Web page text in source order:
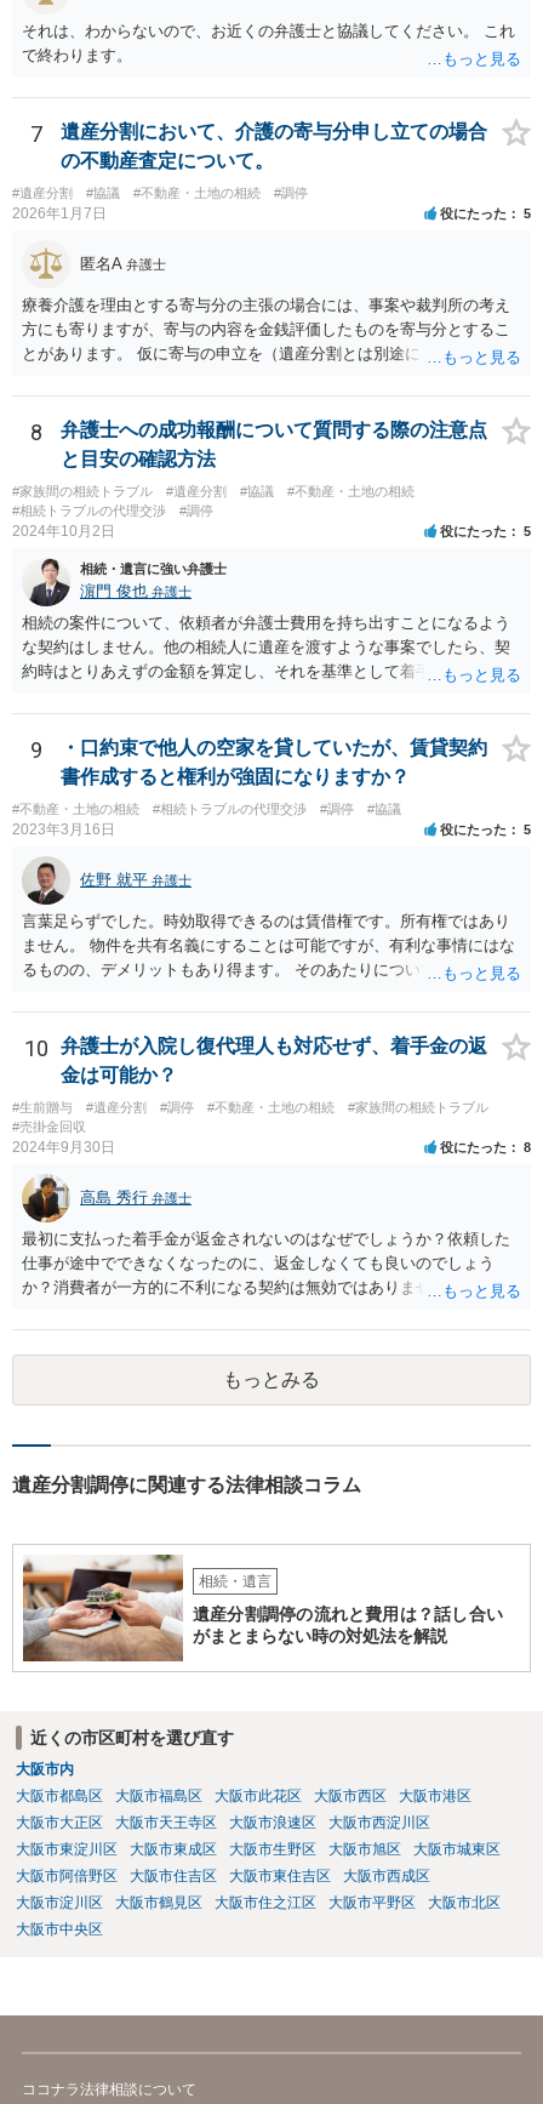
それは、わからないので、お近くの弁護士と協議してください。 これ
で終わります。
7
遺産分割において、介護の寄与分申し立ての場合
の不動産査定について。
#遺産分割 #協議 #不動産・土地の相続 #調停
2026年1月7日 役にたった 5
匿名A 弁護士
療養介護を理由とする寄与分の主張の場合には、事案や裁判所の考え
方にも寄りますが、寄与の内容を金銭評価したものを寄与分とするこ
とがあります。 仮に寄与の申立を（遺産分割とは別途に）して、その
価）は不要ということもあります。 ただ、前提として、遺産分割はし
なければならないでしょうから、現実的にはいずれにせよ不動産評価
は必要でしょう。
8
弁護士への成功報酬について質問する際の注意点
と目安の確認方法
#家族間の相続トラブル #遺産分割 #協議
#不動産・土地の相続
#相続トラブルの代理交渉
#調停
2024年10月2日 役にたった 5
相続・遺言に強い弁護士
濵門 俊也 弁護士
相続の案件について、依頼者が弁護士費用を持ち出すことになるよう
な契約はしません。他の相続人に遺産を渡すような事案でしたら、契
約時はとりあえずの金額を算定し、それを基準として着手金を設定
あり得ます。 今後の見通しを言わないで契約はできないです。依頼者
が納得できる説明を受けるべきです。
9
・口約束で他人の空家を貸していたが、賃貸契約
書作成すると権利が強固になりますか？
#不動産・土地の相続 #相続トラブルの代理交渉 #調停 #協議
2023年3月16日 役にたった 5
佐野 就平 弁護士
言葉足らずでした。時効取得できるのは賃借権です。所有権ではあり
ません。 物件を共有名義にすることは可能ですが、有利な事情にはな
るものの、デメリットもあり得ます。 そのあたりについては、お近く
10
弁護士が入院し復代理人も対応せず、着手金の返
金は可能か？
#生前贈与 #遺産分割 #調停 #不動産・土地の相続
#家族間の相続トラブル
#売掛金回収
2024年9月30日 役にたった 8
高島 秀行 弁護士
最初に支払った着手金が返金されないのはなぜでしょうか？依頼した
仕事が途中でできなくなったのに、返金しなくても良いのでしょう
か？消費者が一方的に不利になる契約は無効ではありませんか？
務があると思います。 倒れた弁護士が所属する弁護士会に相談さ
れた方がよいと思います。 倒れた弁護士は脳梗塞で倒れたようで
すが、 判断能力があり、復代理を倒れた弁護士の判断で復代理を
選任したのか 即ち、復代理人の選任は有効なのかという問題もあ
もっとみる
遺産分割調停に関連する法律相談コラム
相続・遺言
遺産分割調停の流れと費用は？話し合い
がまとまらない時の対処法を解説
近くの市区町村を選び直す
大阪市内
大阪市都島区
大阪市福島区 大阪市此花区 大阪市西区
大阪市港区
大阪市大正区
大阪市天王寺区 大阪市浪速区
大阪市西淀川区
大阪市東淀川区
大阪市東成区 大阪市生野区 大阪市旭区
大阪市城東区
大阪市阿倍野区
大阪市住吉区 大阪市東住吉区
大阪市西成区
大阪市淀川区
大阪市鶴見区 大阪市住之江区 大阪市平野区
大阪市北区
大阪市中央区
ココナラ法律相談について